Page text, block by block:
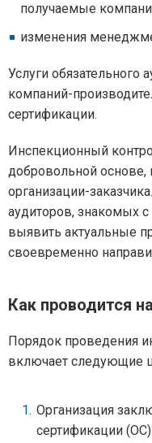
получаемые
изменения
Услуги обязательного
компаний-
сертификации.
Инспекционный
добровольной
организации-
аудиторов, знакомых
выявить актуальные
своевременно
Как проводится
Порядок проведения
включает следующие
Организация
сертификации (ОС)